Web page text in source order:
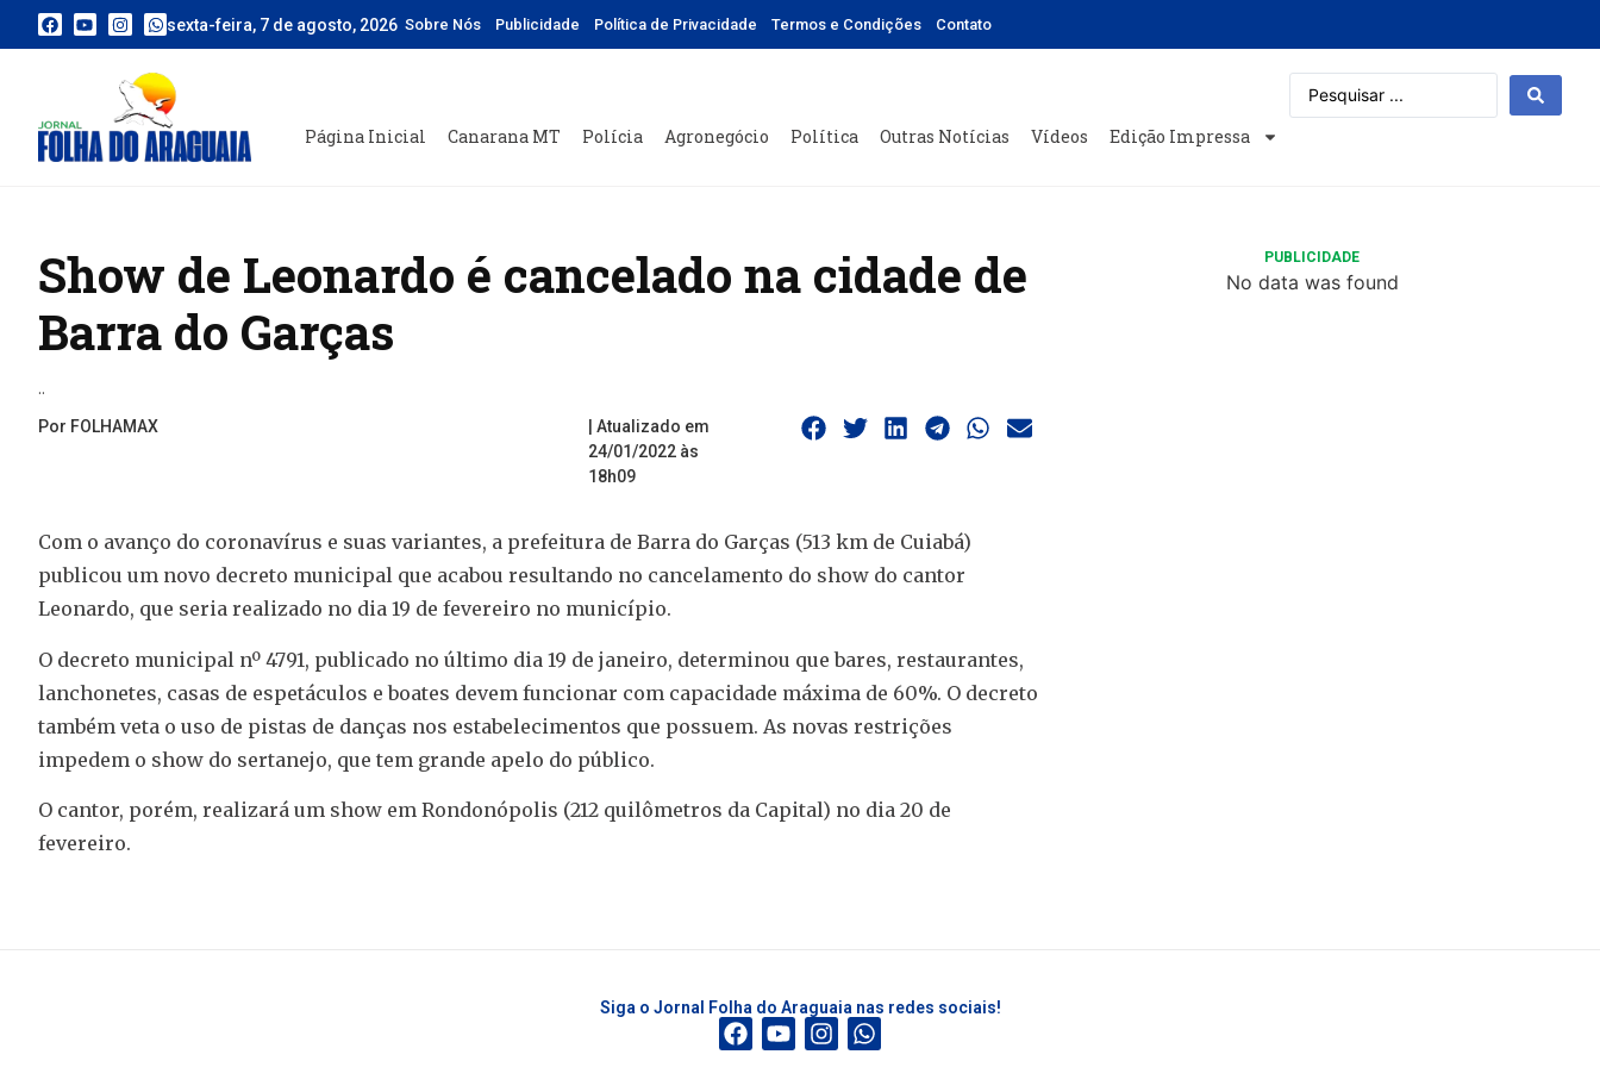
sexta-feira, 7 de agosto, 2026 Sobre Nós Publicidade Política de Privacidade Termos e Condições Contato
Página Inicial Canarana MT Polícia Agronegócio Política Outras Notícias Vídeos Edição Impressa
Show de Leonardo é cancelado na cidade de
Barra do Garças
..
Por FOLHAMAX
| Atualizado em
24/01/2022 às
18h09
Com o avanço do coronavírus e suas variantes, a prefeitura de Barra do Garças (513 km de Cuiabá)
publicou um novo decreto municipal que acabou resultando no cancelamento do show do cantor
Leonardo, que seria realizado no dia 19 de fevereiro no município.
O decreto municipal nº 4791, publicado no último dia 19 de janeiro, determinou que bares, restaurantes,
lanchonetes, casas de espetáculos e boates devem funcionar com capacidade máxima de 60%. O decreto
também veta o uso de pistas de danças nos estabelecimentos que possuem. As novas restrições
impedem o show do sertanejo, que tem grande apelo do público.
O cantor, porém, realizará um show em Rondonópolis (212 quilômetros da Capital) no dia 20 de
fevereiro.
PUBLICIDADE
No data was found
Siga o Jornal Folha do Araguaia nas redes sociais!